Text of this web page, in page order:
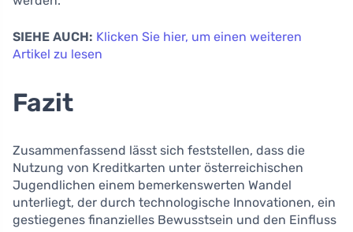
SIEHE AUCH: Klicken Sie hier, um einen weiteren
Artikel zu lesen
Fazit
Zusammenfassend lässt sich feststellen, dass die
Nutzung von Kreditkarten unter österreichischen
Jugendlichen einem bemerkenswerten Wandel
unterliegt, der durch technologische Innovationen, ein
gestiegenes finanzielles Bewusstsein und den Einfluss